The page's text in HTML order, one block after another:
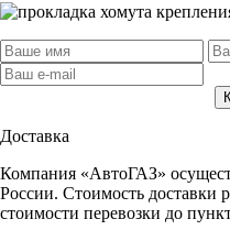
Доставка
Компания «АвтоГАЗ»
России. Стоимость доставки
стоимости перевозки до